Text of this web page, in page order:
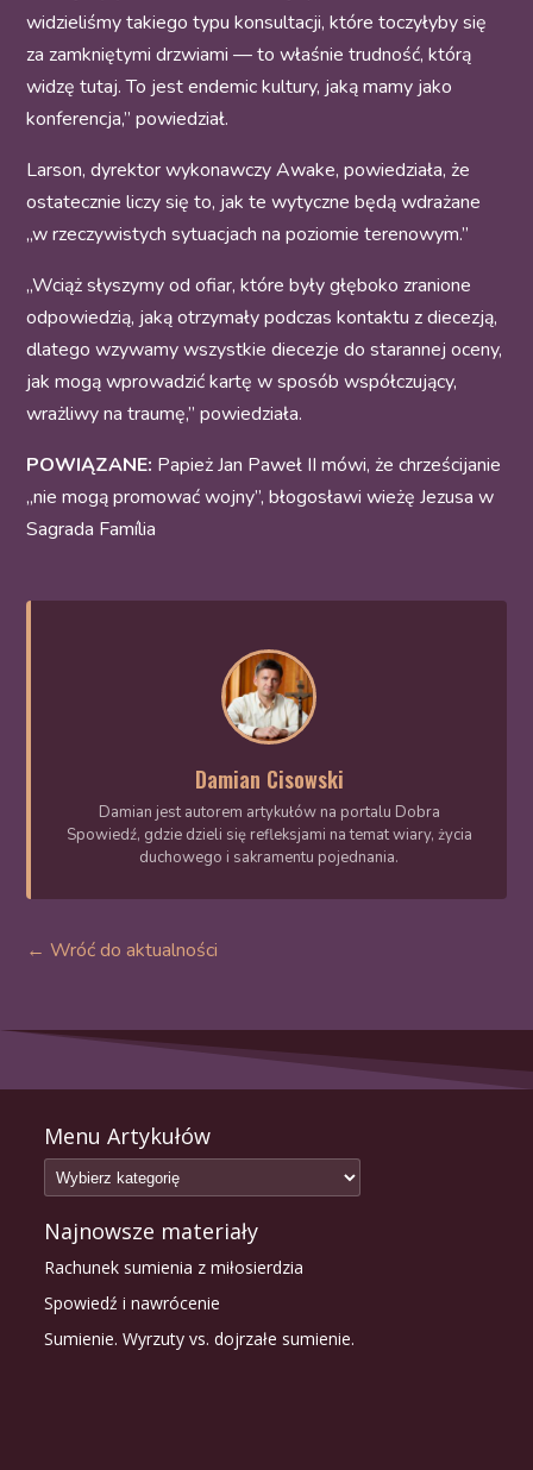
widzieliśmy takiego typu konsultacji, które toczyłyby się
za zamkniętymi drzwiami — to właśnie trudność, którą
widzę tutaj. To jest endemic kultury, jaką mamy jako
konferencja,” powiedział.
Larson, dyrektor wykonawczy Awake, powiedziała, że
ostatecznie liczy się to, jak te wytyczne będą wdrażane
„w rzeczywistych sytuacjach na poziomie terenowym.”
„Wciąż słyszymy od ofiar, które były głęboko zranione
odpowiedzią, jaką otrzymały podczas kontaktu z diecezją,
dlatego wzywamy wszystkie diecezje do starannej oceny,
jak mogą wprowadzić kartę w sposób współczujący,
wrażliwy na traumę,” powiedziała.
POWIĄZANE: Papież Jan Paweł II mówi, że chrześcijanie
„nie mogą promować wojny”, błogosławi wieżę Jezusa w
Sagrada Família
Damian Cisowski
Damian jest autorem artykułów na portalu Dobra
Spowiedź, gdzie dzieli się refleksjami na temat wiary, życia
duchowego i sakramentu pojednania.
← Wróć do aktualności
Menu Artykułów
Najnowsze materiały
Rachunek sumienia z miłosierdzia
Spowiedź i nawrócenie
Sumienie. Wyrzuty vs. dojrzałe sumienie.